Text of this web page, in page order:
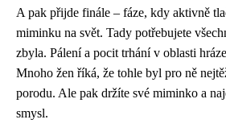
A pak přijde finále – fáze, kdy aktivně
miminku na svět. Tady potřebujete
zbyla. Pálení a pocit trhání v oblasti
Mnoho žen říká, že tohle byl pro ně
porodu. Ale pak držíte své miminko a
smysl.